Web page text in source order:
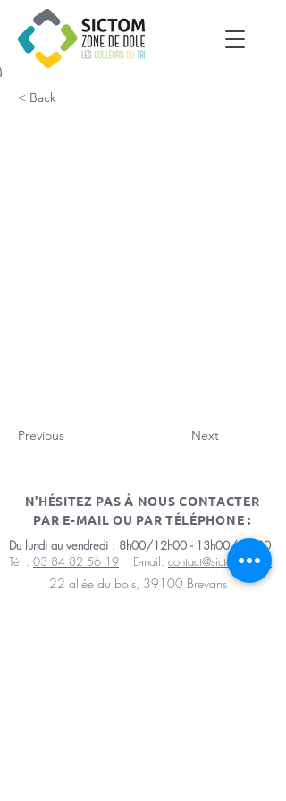
< Back
Previous Next
N'HÉSITEZ PAS À NOUS CONTACTER
PAR E-MAIL OU PAR TÉLÉPHONE :
Du lundi au vendredi : 8h00/12h00 - 13h00/17h00
Tél : 03 84 82 56 19 E-mail: contact@sictomdole.fr
22 allée du bois, 39100 Brevans